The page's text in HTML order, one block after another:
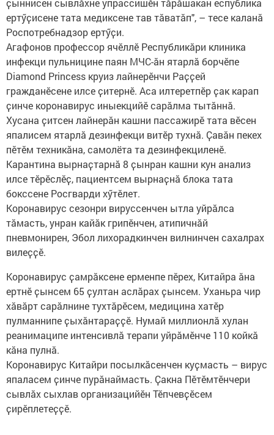
ҫыннисен сывлӑхне упрассишӗн тӑрӑшакан еспублика
ертӳҫисене тата медиксене тав тӑватӑп", – тесе каланӑ
Роспотребнадзор ертӳҫи.
Агафонов профессор ячӗллӗ Республикӑри клиника
инфекци пульницине паян МЧС-ӑн ятарлӑ борчӗпе
Diamond Princess круиз лайнерӗнчи Раҫҫей
гражданӗсене илсе ҫитернӗ. Аса илтеретпӗр ҫак карап
ҫинче коронавирус иныекцийӗ сарӑлма тытӑннӑ.
Хусана ҫитсен лайнерӑн кашни пассажирӗ тата вӗсен
япалисем ятарлӑ дезинфекци витӗр тухнӑ. Ҫавӑн пекех
пӗтӗм техникӑна, самолёта та дезинфекциленӗ.
Карантина вырнаҫтарнӑ 8 ҫынран кашни кун анализ
илсе тӗрӗслӗҫ, пациентсем вырнаҫнӑ блока тата
бокссене Росгварди хӳтӗлет.
Коронавирус сезонри вируссенчен ытла уйрӑлса
тӑмасть, унран кайӑк грипӗнчен, атипичнӑй
пневмонирен, Эбол лихорадкинчен вилнинчен сахалрах
вилеҫҫӗ.
Коронавирус ҫамрӑксене ерменпе пӗрех, Китайра ӑна
ертнӗ ҫынсем 65 ҫултан аслӑрах ҫынсем. Уханьра чир
хӑвӑрт сарӑлнине тухтӑрӗсем, медицина хатӗр
пулманнипе ҫыхӑнтараҫҫӗ. Нумай миллионлӑ хулан
реанимаципе интенсивлӑ терапи уйрӑмӗнче 110 койкӑ
кӑна пулнӑ.
Коронавирус Китайри посылкӑсенчен куҫмасть – вирус
япаласем ҫинче пурӑнаймасть. Ҫакна Пӗтӗмтӗнчери
сывлăх сыхлав организацийӗн Тӗпчевҫӗсем
ҫирӗплетеҫҫӗ.